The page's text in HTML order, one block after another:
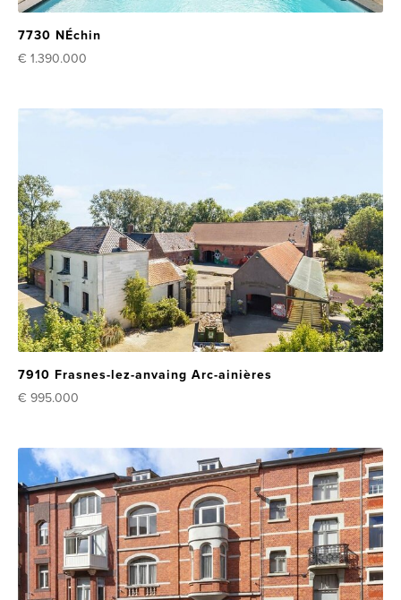
7730 NÉchin
€ 1.390.000
7910 Frasnes-lez-anvaing Arc-ainières
€ 995.000